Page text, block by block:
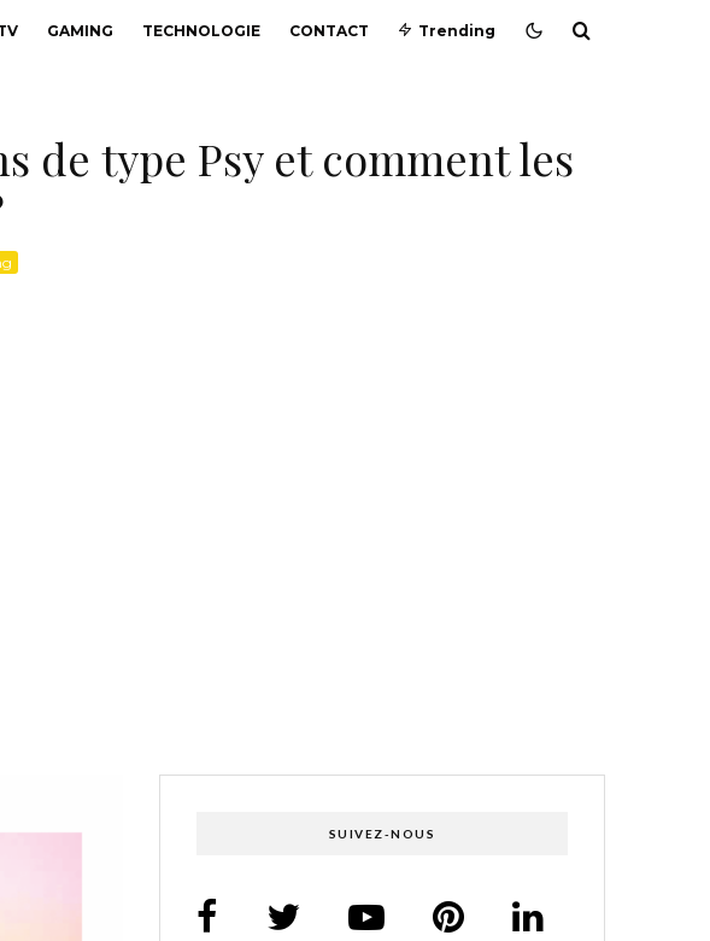
GAMING TECHNOLOGIE CONTACT Trending
de type Psy et comment les
SUIVEZ-NOUS